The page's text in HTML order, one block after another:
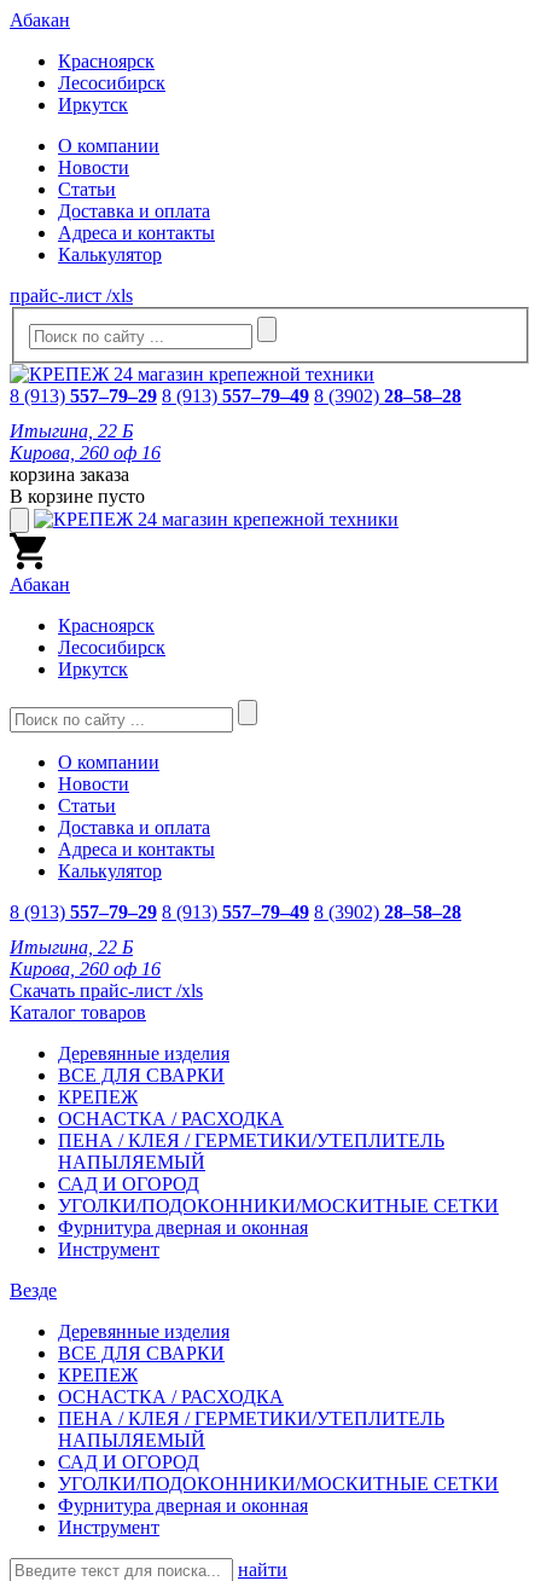
Абакан
Красноярск
Лесосибирск
Иркутск
О компании
Новости
Статьи
Доставка и оплата
Адреса и контакты
Калькулятор
прайс-лист /xls
8 (913) 557–79–29 8 (913) 557–79–49 8 (3902) 28–58–28
Итыгина, 22 Б
Кирова, 260 оф 16
корзина заказа
В корзине пусто
Абакан
Красноярск
Лесосибирск
Иркутск
О компании
Новости
Статьи
Доставка и оплата
Адреса и контакты
Калькулятор
8 (913) 557–79–29 8 (913) 557–79–49 8 (3902) 28–58–28
Итыгина, 22 Б
Кирова, 260 оф 16
Скачать прайс-лист /xls
Каталог товаров
Деревянные изделия
ВСЕ ДЛЯ СВАРКИ
КРЕПЕЖ
ОСНАСТКА / РАСХОДКА
ПЕНА / КЛЕЯ / ГЕРМЕТИКИ/УТЕПЛИТЕЛЬ
НАПЫЛЯЕМЫЙ
САД И ОГОРОД
УГОЛКИ/ПОДОКОННИКИ/МОСКИТНЫЕ СЕТКИ
Фурнитура дверная и оконная
Инструмент
Везде
Деревянные изделия
ВСЕ ДЛЯ СВАРКИ
КРЕПЕЖ
ОСНАСТКА / РАСХОДКА
ПЕНА / КЛЕЯ / ГЕРМЕТИКИ/УТЕПЛИТЕЛЬ
НАПЫЛЯЕМЫЙ
САД И ОГОРОД
УГОЛКИ/ПОДОКОННИКИ/МОСКИТНЫЕ СЕТКИ
Фурнитура дверная и оконная
Инструмент
найти